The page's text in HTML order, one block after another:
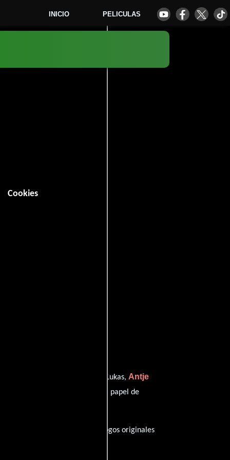
INICIO PELICULAS
Cookies
minutos).
quien interpreta a Lukas,Antje
desempeñando el papel de
esta película tiene diálogos originales